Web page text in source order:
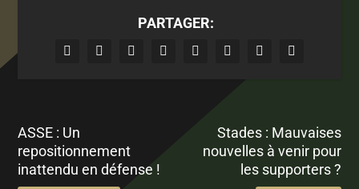
PARTAGER:
ASSE : Un
repositionnement
inattendu en défense !
Stades : Mauvaises
nouvelles à venir pour
les supporters ?